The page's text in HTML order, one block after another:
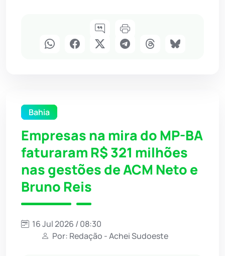
Bahia
Empresas na mira do MP-BA
faturaram R$ 321 milhões
nas gestões de ACM Neto e
Bruno Reis
16 Jul 2026 / 08:30
Por: Redação - Achei Sudoeste